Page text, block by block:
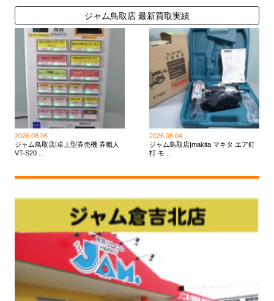
ジャム鳥取店 最新買取実績
2026.08.06
ジャム鳥取店|卓上型券売機 券職人
VT-S20 ...
2026.08.04
ジャム鳥取店|makita マキタ エア釘
打 モ ...